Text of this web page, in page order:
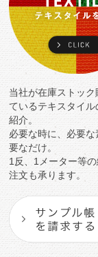
当社が在庫ストック
ているテキスタイ
紹介。
必要な時に、必要
要なだけ。
1反、1メーター等
注文も承ります。